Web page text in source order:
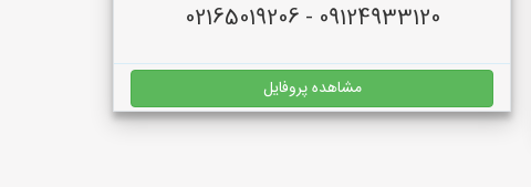
09124933120 - 02165019206
مشاهده پروفایل